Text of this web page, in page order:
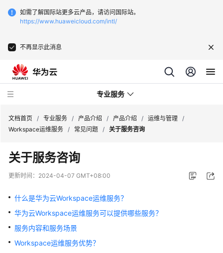
如需了解国际站更多云产品，请访问国际站。
https://www.huaweicloud.com/intl/
不再显示此消息
专业服务
服
务
公
品
介
绍
文档首页 / 专业服务 / 产品介绍 / 产品介绍 / 运维与管理 /
Workspace运维服务 / 常见问题 / 关于服务咨询
关于服务咨询
更新时间： 2024-04-07 GMT+08:00
什么是华为云Workspace运维服务？
华为云Workspace运维服务可以提供哪些服务？
服务内容和服务场景
Workspace运维服务优势？